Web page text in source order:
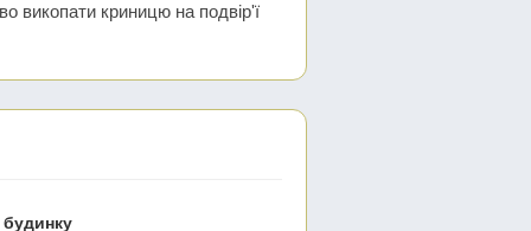
викопати криницю на подвір'ї
будинку